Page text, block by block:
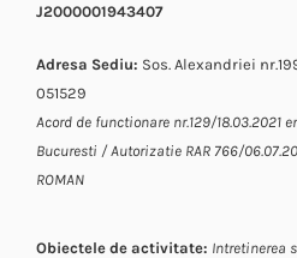
J2000001943407
Adresa Sediu: Sos. Alexandriei
051529
Acord de functionare nr.129/18.03.2021
Bucuresti / Autorizatie RAR 766/
ROMAN
Obiectele de activitate: Intretinerea